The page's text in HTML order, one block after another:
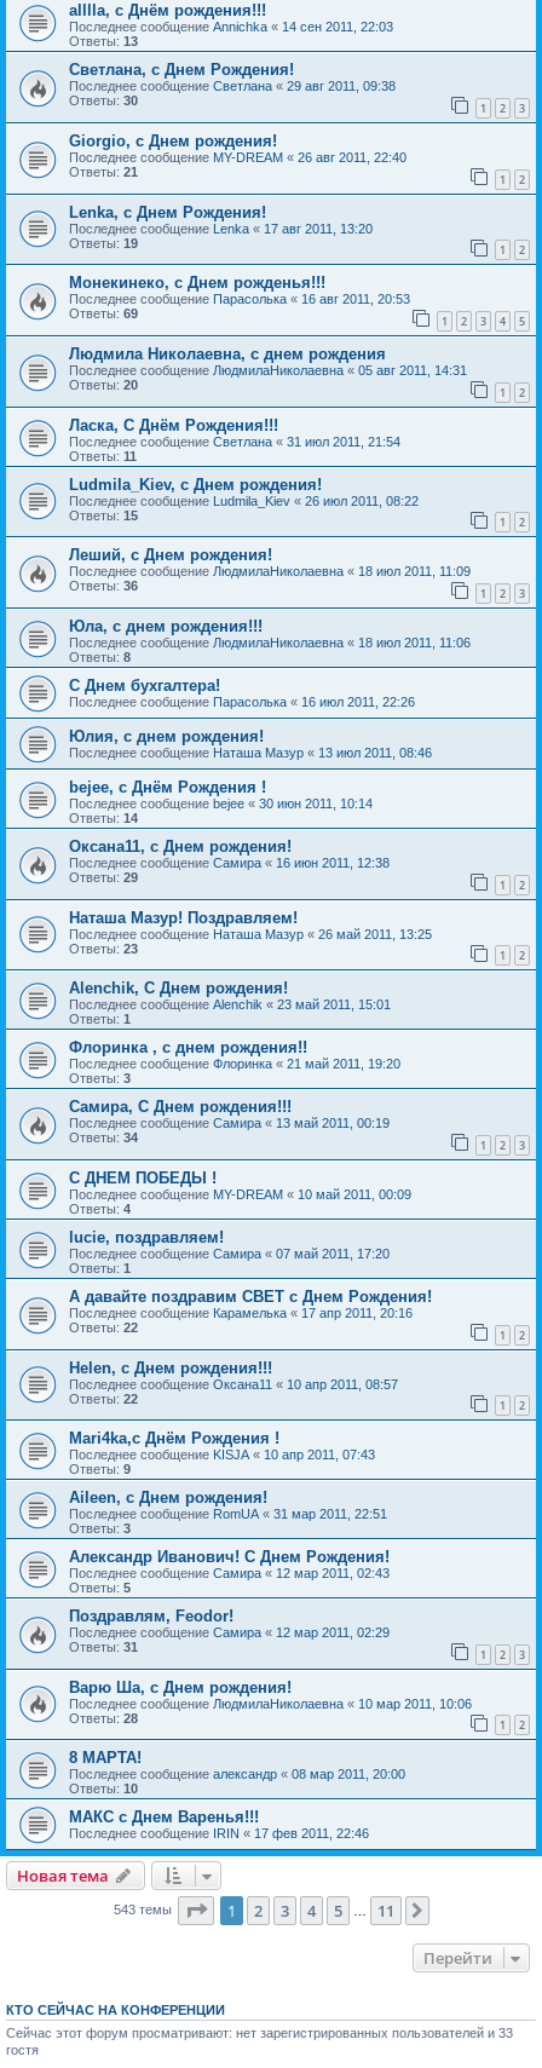
alllla, с Днём рождения!!!
Последнее сообщение Annichka « 14 сен 2011, 22:03
Ответы: 13
Светлана, с Днем Рождения!
Последнее сообщение Светлана « 29 авг 2011, 09:38
Ответы: 30 1 2 3
Giorgio, с Днем рождения!
Последнее сообщение MY-DREAM « 26 авг 2011, 22:40
Ответы: 21 1 2
Lenka, с Днем Рождения!
Последнее сообщение Lenka « 17 авг 2011, 13:20
Ответы: 19 1 2
Монекинеко, с Днем рожденья!!!
Последнее сообщение Парасолька « 16 авг 2011, 20:53
Ответы: 69 1 2 3 4 5
Людмила Николаевна, с днем рождения
Последнее сообщение ЛюдмилаНиколаевна « 05 авг 2011, 14:31
Ответы: 20 1 2
Ласка, С Днём Рождения!!!
Последнее сообщение Светлана « 31 июл 2011, 21:54
Ответы: 11
Ludmila_Kiev, с Днем рождения!
Последнее сообщение Ludmila_Kiev « 26 июл 2011, 08:22
Ответы: 15 1 2
Леший, с Днем рождения!
Последнее сообщение ЛюдмилаНиколаевна « 18 июл 2011, 11:09
Ответы: 36 1 2 3
Юла, с днем рождения!!!
Последнее сообщение ЛюдмилаНиколаевна « 18 июл 2011, 11:06
Ответы: 8
С Днем бухгалтера!
Последнее сообщение Парасолька « 16 июл 2011, 22:26
Юлия, с днем рождения!
Последнее сообщение Наташа Мазур « 13 июл 2011, 08:46
bejee, с Днём Рождения !
Последнее сообщение bejee « 30 июн 2011, 10:14
Ответы: 14
Оксана11, с Днем рождения!
Последнее сообщение Самира « 16 июн 2011, 12:38
Ответы: 29 1 2
Наташа Мазур! Поздравляем!
Последнее сообщение Наташа Мазур « 26 май 2011, 13:25
Ответы: 23 1 2
Alenchik, С Днем рождения!
Последнее сообщение Alenchik « 23 май 2011, 15:01
Ответы: 1
Флоринка , с днем рождения!!
Последнее сообщение Флоринка « 21 май 2011, 19:20
Ответы: 3
Самира, С Днем рождения!!!
Последнее сообщение Самира « 13 май 2011, 00:19
Ответы: 34 1 2 3
С ДНЕМ ПОБЕДЫ !
Последнее сообщение MY-DREAM « 10 май 2011, 00:09
Ответы: 4
lucie, поздравляем!
Последнее сообщение Самира « 07 май 2011, 17:20
Ответы: 1
А давайте поздравим СВЕТ с Днем Рождения!
Последнее сообщение Карамелька « 17 апр 2011, 20:16
Ответы: 22 1 2
Helen, с Днем рождения!!!
Последнее сообщение Оксана11 « 10 апр 2011, 08:57
Ответы: 22 1 2
Mari4ka,с Днём Рождения !
Последнее сообщение KISJA « 10 апр 2011, 07:43
Ответы: 9
Aileen, с Днем рождения!
Последнее сообщение RomUA « 31 мар 2011, 22:51
Ответы: 3
Александр Иванович! С Днем Рождения!
Последнее сообщение Самира « 12 мар 2011, 02:43
Ответы: 5
Поздравлям, Feodor!
Последнее сообщение Самира « 12 мар 2011, 02:29
Ответы: 31 1 2 3
Варю Ша, с Днем рождения!
Последнее сообщение ЛюдмилаНиколаевна « 10 мар 2011, 10:06
Ответы: 28 1 2
8 МАРТА!
Последнее сообщение александр « 08 мар 2011, 20:00
Ответы: 10
МАКС с Днем Варенья!!!
Последнее сообщение IRIN « 17 фев 2011, 22:46
Новая тема
543 темы Страница из 11
1 2 3 4 5 … 11
Перейти
КТО СЕЙЧАС НА КОНФЕРЕНЦИИ
Сейчас этот форум просматривают: нет зарегистрированных пользователей и 33
гостя